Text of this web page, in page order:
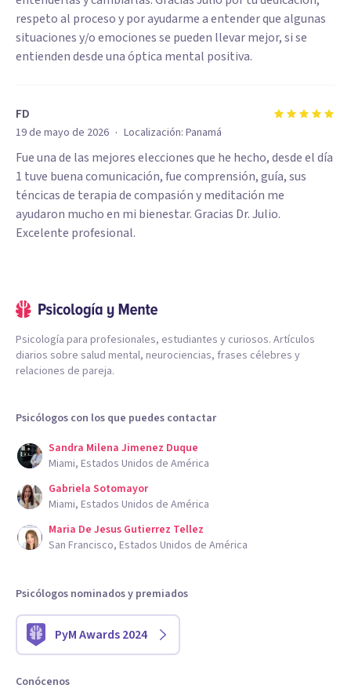
respeto al proceso y por ayudarme a entender que algunas
situaciones y/o emociones se pueden llevar mejor, si se
entienden desde una óptica mental positiva.
FD
19 de mayo de 2026 · Localización: Panamá
Fue una de las mejores elecciones que he hecho, desde el día
1 tuve buena comunicación, fue comprensión, guía, sus
téncicas de terapia de compasión y meditación me
ayudaron mucho en mi bienestar. Gracias Dr. Julio.
Excelente profesional.
Psicología para profesionales, estudiantes y curiosos. Artículos
diarios sobre salud mental, neurociencias, frases célebres y
relaciones de pareja.
Psicólogos con los que puedes contactar
Sandra Milena Jimenez Duque
Miami, Estados Unidos de América
Gabriela Sotomayor
Miami, Estados Unidos de América
Maria De Jesus Gutierrez Tellez
San Francisco, Estados Unidos de América
Psicólogos nominados y premiados
PyM Awards 2024
Conócenos